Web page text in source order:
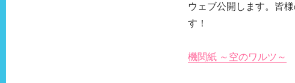
ウェブ公開します。皆
す！
機関紙 ～空のワルツ～